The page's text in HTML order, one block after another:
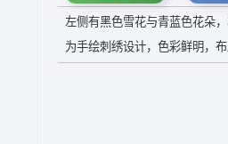
左侧有黑色雪花与青蓝色花朵
为手绘刺绣设计，色彩鲜明，